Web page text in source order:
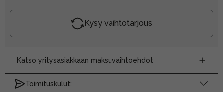
Kysy vaihtotarjous
Katso yritysasiakkaan maksuvaihtoehdot
Toimituskulut: